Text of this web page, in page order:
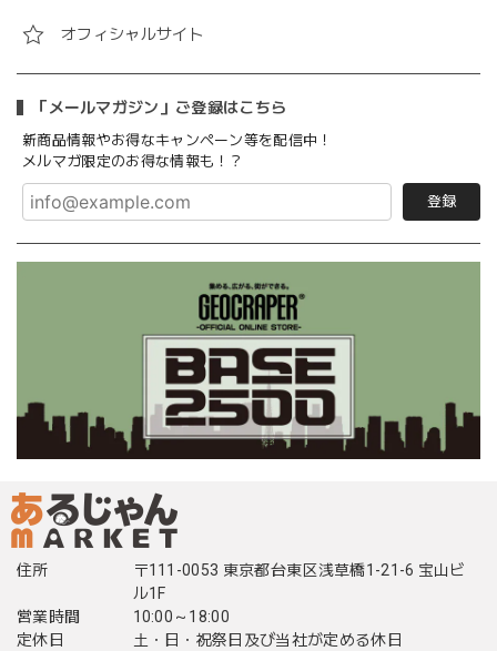
オフィシャルサイト
「メールマガジン」ご登録はこちら
新商品情報やお得なキャンペーン等を配信中！
メルマガ限定のお得な情報も！？
登録
住所
〒111-0053 東京都台東区浅草橋1-21-6 宝山ビ
ル1F
営業時間
10:00～18:00
定休日
土・日・祝祭日及び当社が定める休日